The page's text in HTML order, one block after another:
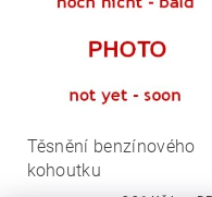
Těsnění benzínového
kohoutku